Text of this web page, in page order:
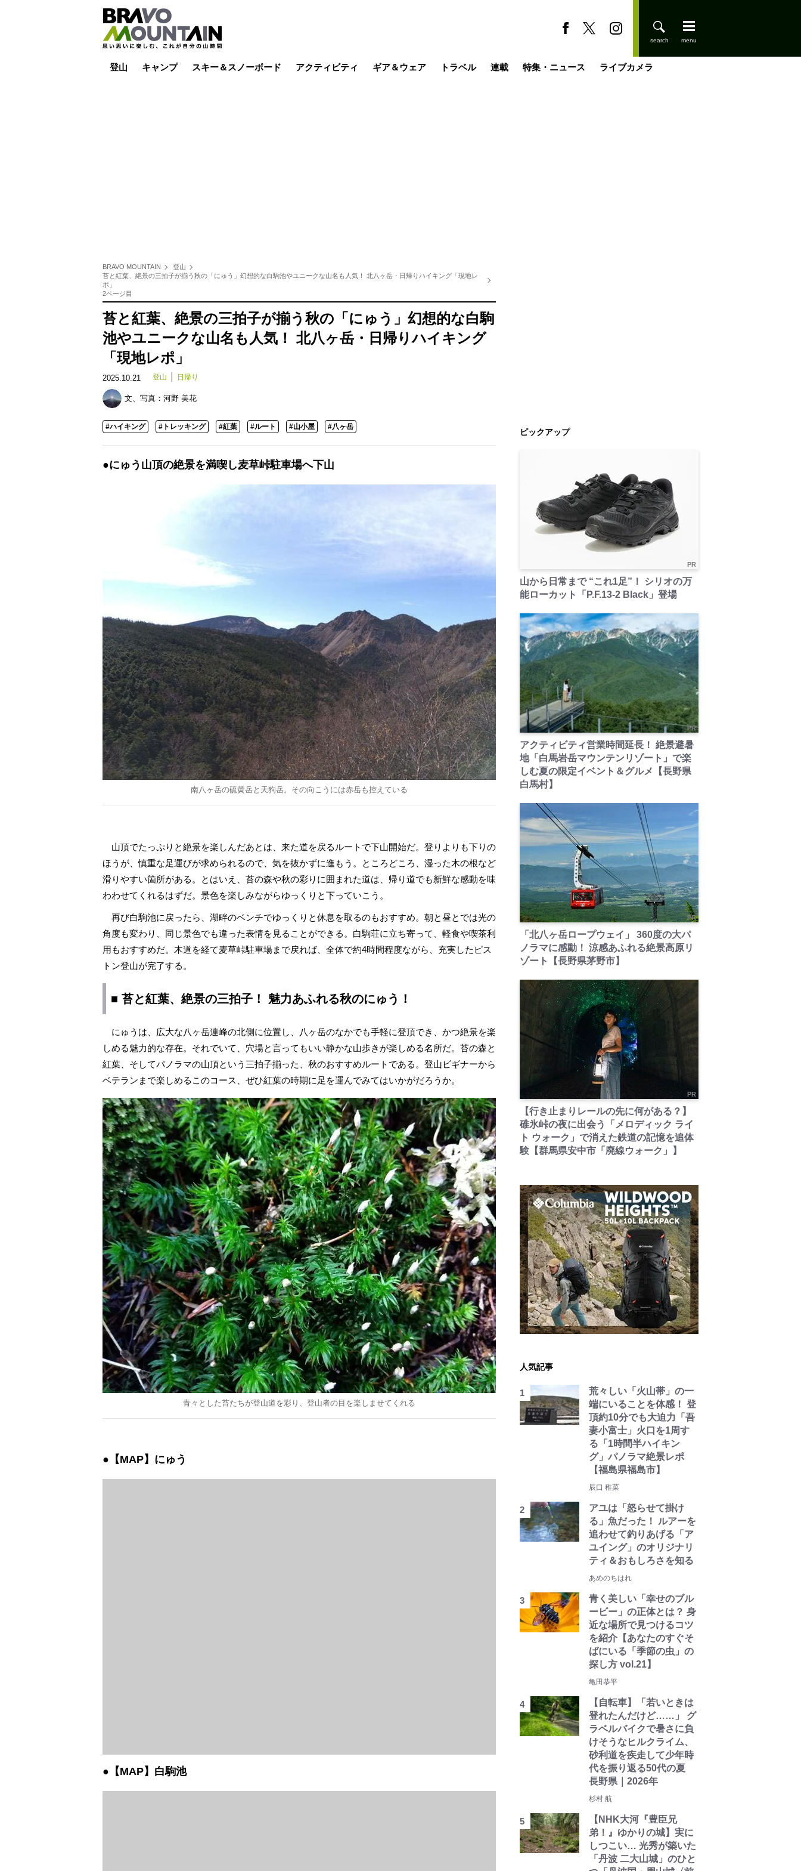
登山 キャンプ スキー＆スノーボード アクティビティ ギア＆ウェア トラベル 連載 特集・ニュース ライブカメラ
BRAVO MOUNTAIN
登山
苔と紅葉、絶景の三拍子が揃う秋の「にゅう」幻想的な白駒池やユニークな山名も人気！ 北八ヶ岳・日帰りハイキング「現地レ
ポ」
2ページ目
苔と紅葉、絶景の三拍子が揃う秋の「にゅう」幻想的な白駒
池やユニークな山名も人気！ 北八ヶ岳・日帰りハイキング
「現地レポ」
2025.10.21 登山 日帰り
文、写真： 河野 美花
#ハイキング #トレッキング #紅葉 #ルート #山小屋 #八ヶ岳
●にゅう山頂の絶景を満喫し麦草峠駐車場へ下山
南八ヶ岳の硫黄岳と天狗岳。その向こうには赤岳も控えている
山頂でたっぷりと絶景を楽しんだあとは、来た道を戻るルートで下山開始だ。登りよりも下りの
ほうが、慎重な足運びが求められるので、気を抜かずに進もう。ところどころ、湿った木の根など
滑りやすい箇所がある。とはいえ、苔の森や秋の彩りに囲まれた道は、帰り道でも新鮮な感動を味
わわせてくれるはずだ。景色を楽しみながらゆっくりと下っていこう。
再び白駒池に戻ったら、湖畔のベンチでゆっくりと休息を取るのもおすすめ。朝と昼とでは光の
角度も変わり、同じ景色でも違った表情を見ることができる。白駒荘に立ち寄って、軽食や喫茶利
用もおすすめだ。木道を経て麦草峠駐車場まで戻れば、全体で約4時間程度ながら、充実したピス
トン登山が完了する。
■ 苔と紅葉、絶景の三拍子！ 魅力あふれる秋のにゅう！
にゅうは、広大な八ヶ岳連峰の北側に位置し、八ヶ岳のなかでも手軽に登頂でき、かつ絶景を楽
しめる魅力的な存在。それでいて、穴場と言ってもいい静かな山歩きが楽しめる名所だ。苔の森と
紅葉、そしてパノラマの山頂という三拍子揃った、秋のおすすめルートである。登山ビギナーから
ベテランまで楽しめるこのコース、ぜひ紅葉の時期に足を運んでみてはいかがだろうか。
青々とした苔たちが登山道を彩り、登山者の目を楽しませてくれる
●【MAP】にゅう
●【MAP】白駒池
ピックアップ
PR
山から日常まで “これ1足”！ シリオの万
能ローカット「P.F.13-2 Black」登場
PR
アクティビティ営業時間延長！ 絶景避暑
地「白馬岩岳マウンテンリゾート」で楽
しむ夏の限定イベント＆グルメ【長野県
白馬村】
PR
「北八ヶ岳ロープウェイ」 360度の大パ
ノラマに感動！ 涼感あふれる絶景高原リ
ゾート【長野県茅野市】
PR
【行き止まりレールの先に何がある？】
碓氷峠の夜に出会う「メロディック ライ
ト ウォーク」で消えた鉄道の記憶を追体
験【群馬県安中市「廃線ウォーク」】
人気記事
荒々しい「火山帯」の一
端にいることを体感！ 登
頂約10分でも大迫力「吾
妻小富士」火口を1周す
る「1時間半ハイキン
グ」パノラマ絶景レポ
【福島県福島市】
辰口 稚菜
アユは「怒らせて掛け
る」魚だった！ ルアーを
追わせて釣りあげる「ア
ユイング」のオリジナリ
ティ＆おもしろさを知る
あめのちはれ
青く美しい「幸せのブル
ービー」の正体とは？ 身
近な場所で見つけるコツ
を紹介【あなたのすぐそ
ばにいる「季節の虫」の
探し方 vol.21】
亀田恭平
【自転車】「若いときは
登れたんだけど……」 グ
ラベルバイクで暑さに負
けそうなヒルクライム、
砂利道を疾走して少年時
代を振り返る50代の夏
長野県｜2026年
杉村 航
【NHK大河『豊臣兄
弟！』ゆかりの城】実に
しつこい… 光秀が築いた
「丹波 二大山城」のひと